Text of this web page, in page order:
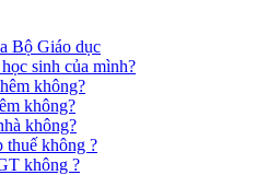
Bộ Giáo dục
sinh của mình?
không?
không?
không?
thuế không ?
không ?